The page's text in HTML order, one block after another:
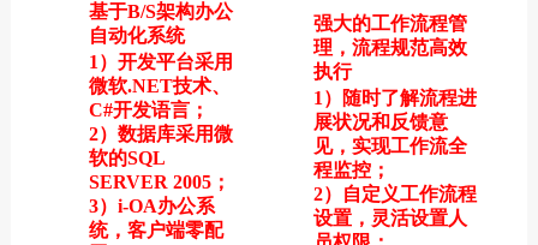
基于B/S架构办公
自动化系统
1）开发平台采用
微软.NET技术、
C#开发语言；
2）数据库采用微
软的SQL
SERVER 2005；
3）i-OA办公系
统，客户端零配
强大的工作流程管
理，流程规范高效
执行
1）随时了解流程进
展状况和反馈意
见，实现工作流全
程监控；
2）自定义工作流程
设置，灵活设置人